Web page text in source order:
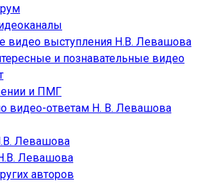
видео выступления Н.В. Левашова
и познавательные видео
и ПМГ
видео-ответам Н. В. Левашова
Левашова
Левашова
авторов